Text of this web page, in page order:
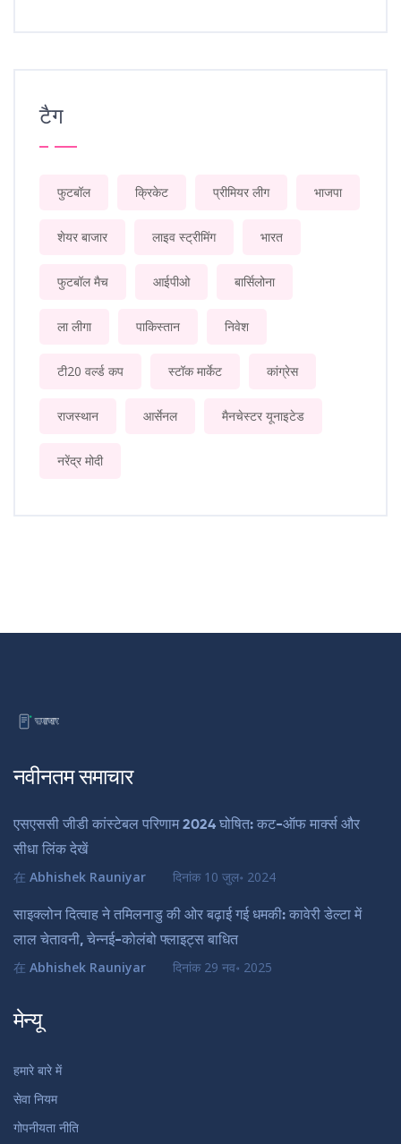
टैग
फुटबॉल क्रिकेट प्रीमियर लीग भाजपा
शेयर बाजार लाइव स्ट्रीमिंग भारत
फुटबॉल मैच आईपीओ बार्सिलोना
ला लीगा पाकिस्तान निवेश
टी20 वर्ल्ड कप स्टॉक मार्केट कांग्रेस
राजस्थान आर्सेनल मैनचेस्टर यूनाइटेड
नरेंद्र मोदी
नवीनतम समाचार
एसएससी जीडी कांस्टेबल परिणाम 2024 घोषित: कट-ऑफ मार्क्स और
सीधा लिंक देखें
在 Abhishek Rauniyar दिनांक 10 जुल॰ 2024
साइक्लोन दित्वाह ने तमिलनाडु की ओर बढ़ाई गई धमकी: कावेरी डेल्टा में
लाल चेतावनी, चेन्नई-कोलंबो फ्लाइट्स बाधित
在 Abhishek Rauniyar दिनांक 29 नव॰ 2025
मेन्यू
हमारे बारे में
सेवा नियम
गोपनीयता नीति